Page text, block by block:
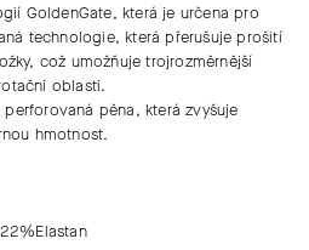
GoldenGate, která je určena pro
technologie, která přerušuje prošití
což umožňuje trojrozměrnější
oblasti.
pěna, která zvyšuje
hmotnost.